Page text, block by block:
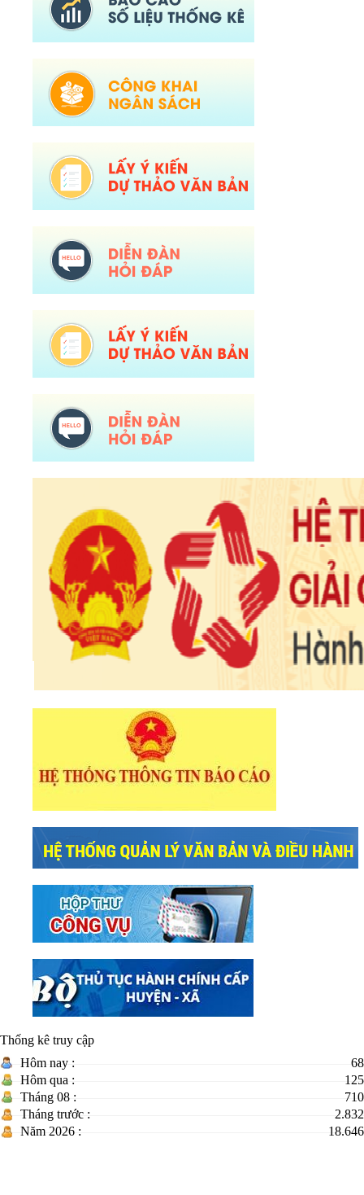
Thống kê truy cập
Hôm nay :
68
Hôm qua :
125
Tháng 08 :
710
Tháng trước :
2.832
Năm 2026 :
18.646